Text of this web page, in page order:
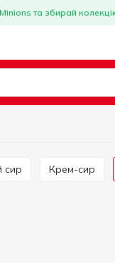
та збирай
сир Крем-сир